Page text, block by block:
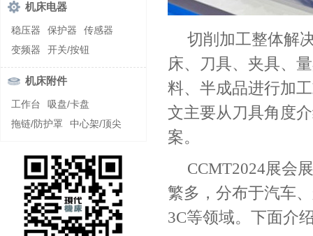
机床电器
稳压器 保护器
传感器
变频器
开关/按钮
机床附件
工作台
吸盘/卡盘
拖链/防护罩
中心架/顶尖
切削加工整体解
床、刀具、夹具、
料、半成品进行加
文主要从刀具角度
案。
CCMT2024展会
繁多，分布于汽车
3C等领域。下面介